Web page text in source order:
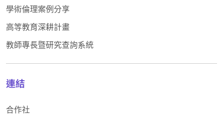
學術倫理案例分享
高等教育深耕計畫
教師專長暨研究查詢系統
連結
合作社